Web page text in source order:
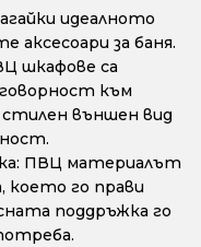
идеалното
аксесоари за баня.
шкафове са
към
външен вид
ПВЦ материалът
което го прави
поддръжка го